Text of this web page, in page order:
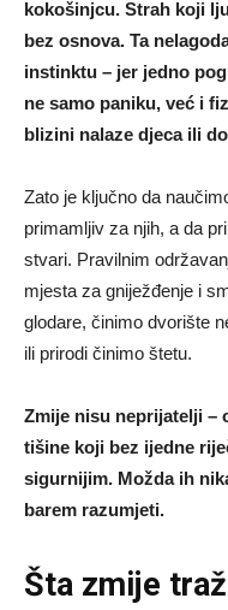
kokošinjcu. Strah koji
bez osnova. Ta
instinktu – jer jedno
ne samo paniku, već i
blizini nalaze djeca ili
Zato je ključno da
primamljiv za njih, a da
stvari. Pravilnim
mjesta za gniježđenje i
glodare, činimo dvorište
ili prirodi činimo štetu.
Zmije nisu neprijatelji –
tišine koji bez ijedne
sigurnijim. Možda ih
barem razumjeti.
Šta zmije